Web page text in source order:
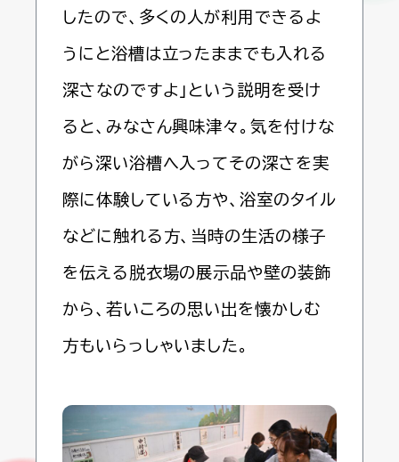
したので、多くの人が利用できるよ
うにと浴槽は立ったままでも入れる
深さなのですよ」という説明を受け
ると、みなさん興味津々。気を付けな
がら深い浴槽へ入ってその深さを実
際に体験している方や、浴室のタイル
などに触れる方、当時の生活の様子
を伝える脱衣場の展示品や壁の装飾
から、若いころの思い出を懐かしむ
方もいらっしゃいました。